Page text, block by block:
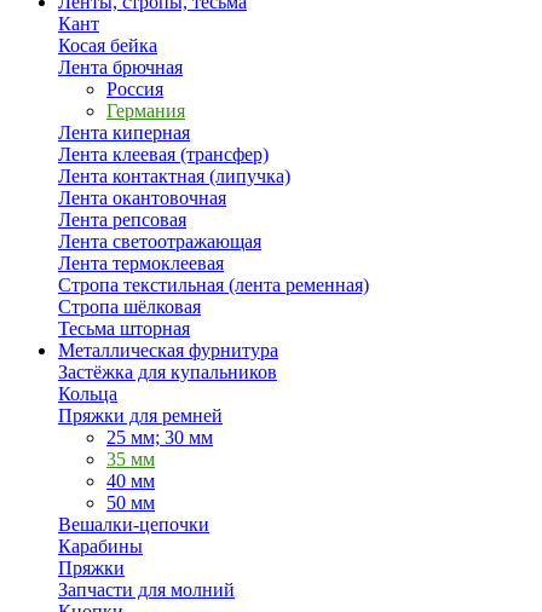
Кант
Косая бейка
Лента брючная
Россия
Германия
Лента киперная
Лента клеевая (трансфер)
Лента контактная (липучка)
Лента окантовочная
Лента репсовая
Лента светоотражающая
Лента термоклеевая
Стропа текстильная (лента ременная)
Стропа шёлковая
Тесьма шторная
Металлическая фурнитура
Застёжка для купальников
Кольца
Пряжки для ремней
25 мм; 30 мм
35 мм
40 мм
50 мм
Вешалки-цепочки
Карабины
Пряжки
Запчасти для молний